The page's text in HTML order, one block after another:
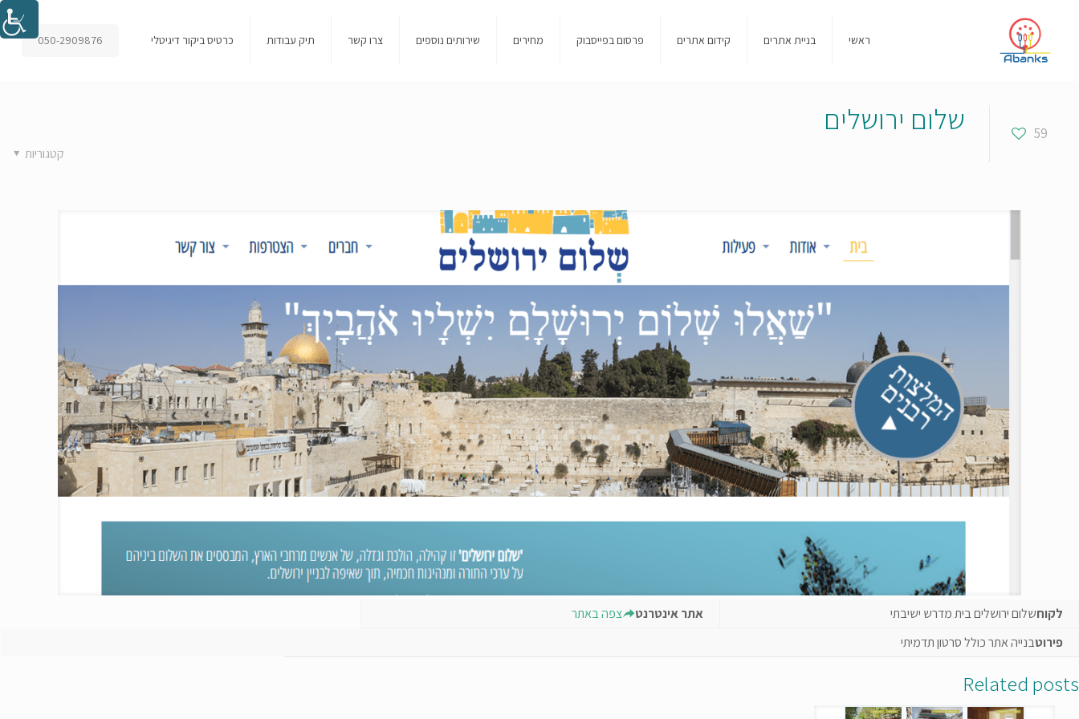
ראשי בניית אתרים קידום אתרים פרסום בפייסבוק מחירים שירותים נוספים צרו קשר תיק עבודות כרטיס ביקור דיגיטלי 050-2909876
59 שלום ירושלים
קטגוריות
לקוחשלום ירושלים בית מדרש ישיבתי אתר אינטרנט
צפה באתר
פירוטבנייה אתר כולל סרטון תדמיתי
Related posts